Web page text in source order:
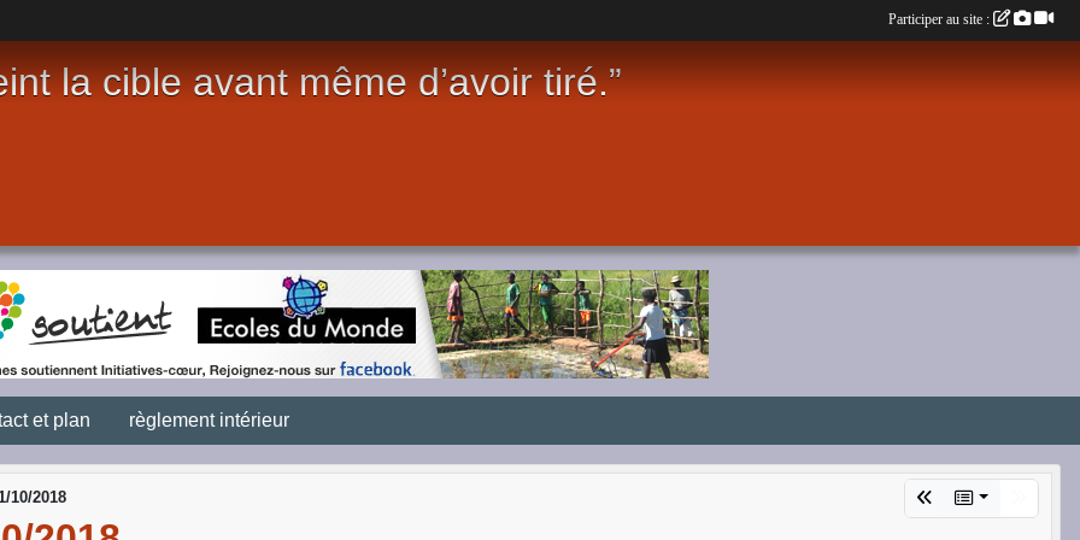
la cible avant même d’avoir tiré.”
et plan règlement intérieur
10/2018
Participer au site :